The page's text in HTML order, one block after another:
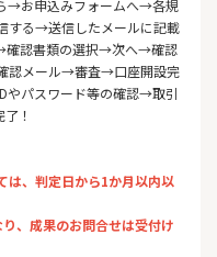
→お申込みフォームへ→各規
する→送信したメールに記載
確認書類の選択→次へ→確認
認メール→審査→口座開設完
やパスワード等の確認→取引
！
は、判定日から1か月以内以
、成果のお問合せは受付け